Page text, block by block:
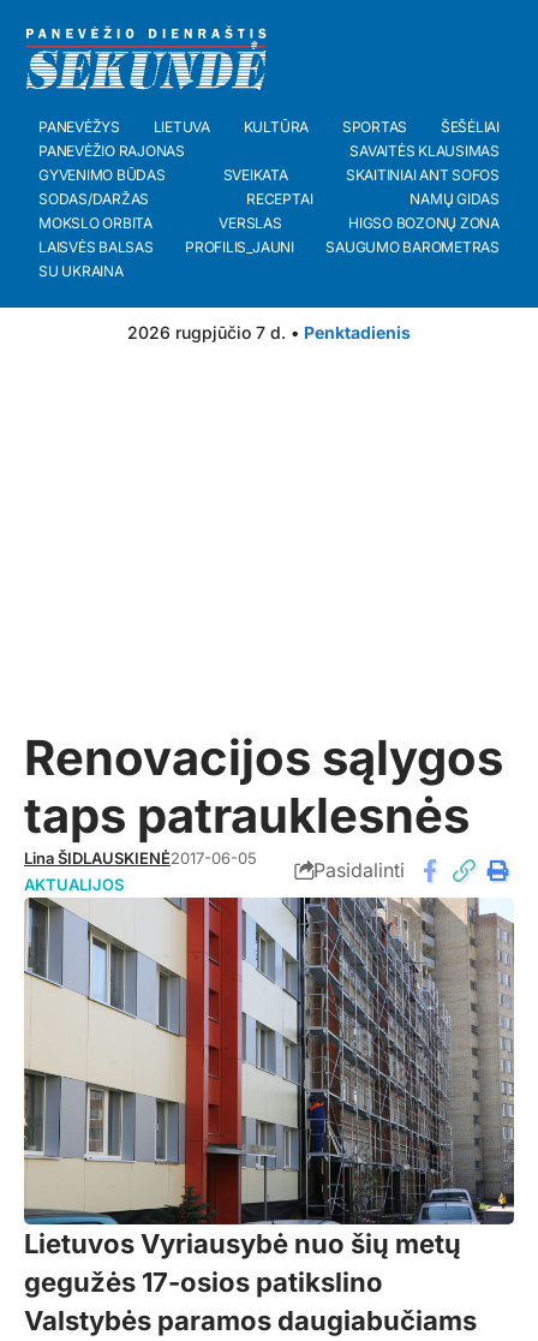
PANEVĖŽYS LIETUVA KULTŪRA SPORTAS
ŠEŠĖLIAI
PANEVĖŽIO RAJONAS
SAVAITĖS KLAUSIMAS
GYVENIMO BŪDAS
SVEIKATA
SKAITINIAI ANT SOFOS
SODAS/DARŽAS
RECEPTAI
NAMŲ GIDAS
MOKSLO ORBITA
VERSLAS
HIGSO BOZONŲ ZONA
LAISVĖS BALSAS
PROFILIS_JAUNI
SAUGUMO BAROMETRAS
SU UKRAINA
2026 rugpjūčio 7 d. • Penktadienis
Renovacijos sąlygos
taps patrauklesnės
Lina ŠIDLAUSKIENĖ2017-06-05
AKTUALIJOS
Pasidalinti
Lietuvos Vyriausybė nuo šių metų
gegužės 17-osios patikslino
Valstybės paramos daugiabučiams